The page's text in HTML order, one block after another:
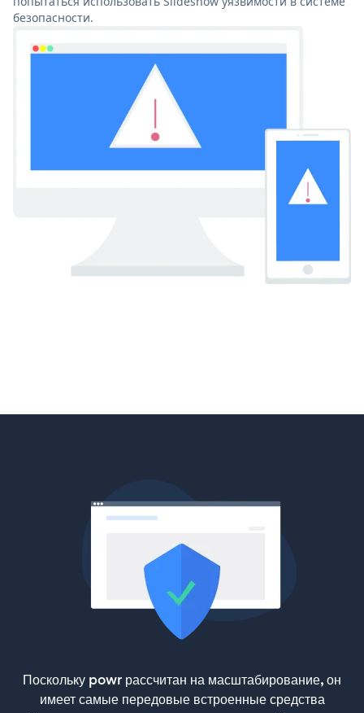
безопасности.
Поскольку powr рассчитан на масштабирование, он
имеет самые передовые встроенные средства